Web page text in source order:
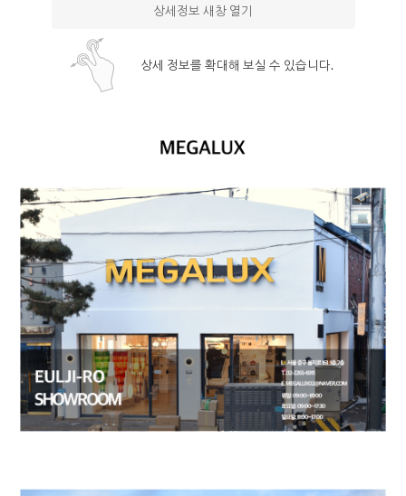
상세정보 새창 열기
상세 정보를 확대해 보실 수 있습니다.